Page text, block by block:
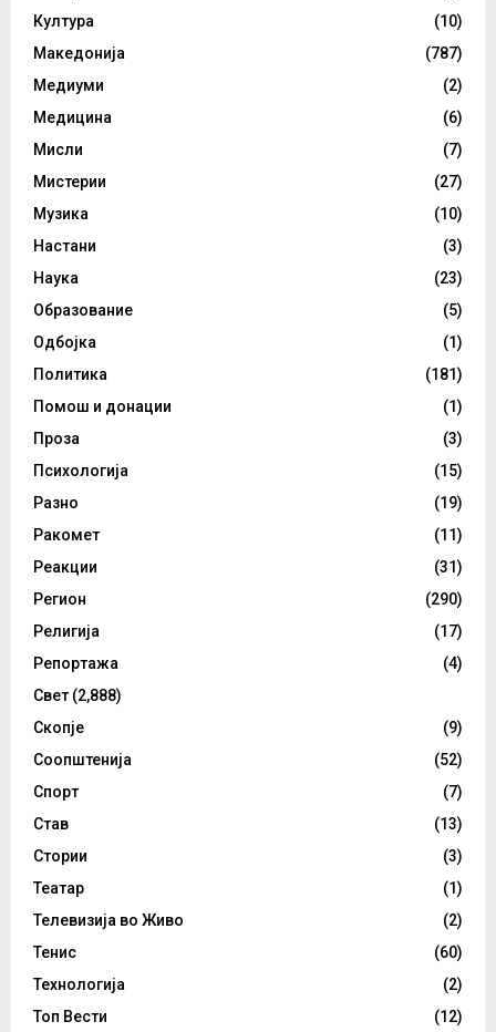
Култура
(10)
Македонија
(787)
Медиуми
(2)
Медицина
(6)
Мисли
(7)
Мистерии
(27)
Музика
(10)
Настани
(3)
Наука
(23)
Образование
(5)
Одбојка
(1)
Политика
(181)
Помош и донации
(1)
Проза
(3)
Психологија
(15)
Разно
(19)
Ракомет
(11)
Реакции
(31)
Регион
(290)
Религија
(17)
Репортажа
(4)
Свет (2,888)
Скопје
(9)
Соопштенија
(52)
Спорт
(7)
Став
(13)
Стории
(3)
Театар
(1)
Телевизија во Живо
(2)
Тенис
(60)
Технологија
(2)
Топ Вести
(12)